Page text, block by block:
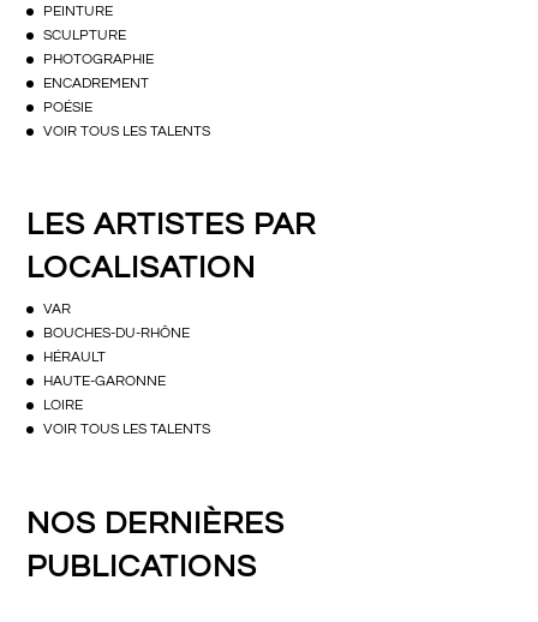
PEINTURE
SCULPTURE
PHOTOGRAPHIE
ENCADREMENT
POÉSIE
VOIR TOUS LES TALENTS
LES ARTISTES PAR
LOCALISATION
VAR
BOUCHES-DU-RHÔNE
HÉRAULT
HAUTE-GARONNE
LOIRE
VOIR TOUS LES TALENTS
NOS DERNIÈRES
PUBLICATIONS